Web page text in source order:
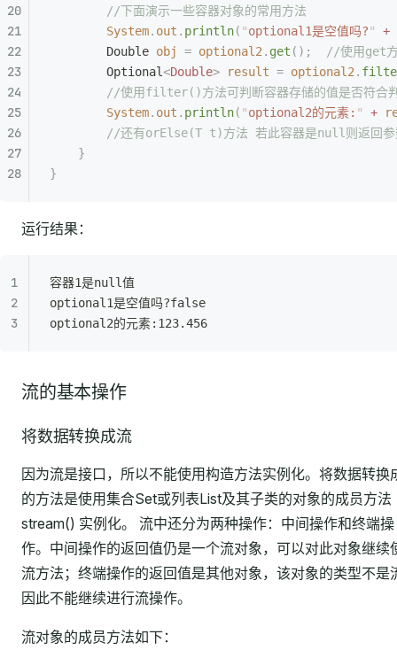
        //下面演示一些容器对象的常用方法
        System
. out . println( "optional1是空值吗?" +
        Double
obj = optional2 . get ();
//使用get
        Optional
<Double> result = optional2 .
//使用filter()方法可判断容器存储的值是否符合
        System
. out . println( "optional2的元素: " +
//还有orElse(T t)方法 若此容器是null则返回参
    }
}
运行结果：
容器1是null值
optional1是空值吗?false
optional2的元素:123.456
流的基本操作
将数据转换成流
因为流是接口，所以不能使用构造方法实例化。将数据转换
的方法是使用集合Set或列表List及其子类的对象的成员方法
stream() 实例化。 流中还分为两种操作：中间操作和终端操
作。中间操作的返回值仍是一个流对象，可以对此对象继续
流方法；终端操作的返回值是其他对象，该对象的类型不是
因此不能继续进行流操作。
流对象的成员方法如下：